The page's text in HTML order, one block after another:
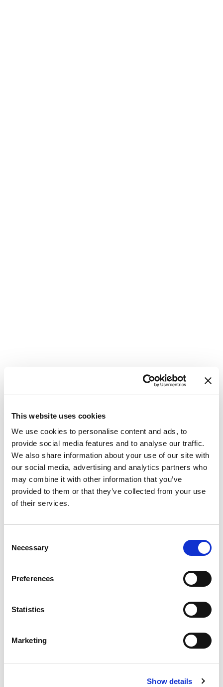
This website uses cookies
We use cookies to personalise content and ads, to
provide social media features and to analyse our traffic.
We also share information about your use of our site with
our social media, advertising and analytics partners who
may combine it with other information that you’ve
provided to them or that they’ve collected from your use
of their services.
Selection
Necessary
Preferences
Statistics
Marketing
Show details
KatamaranBali 4.8 Oksy
Griechenland ,Lavrion
Lavrion Main Port
Bareboat charter
Preisliste
Verfügbarkeit und Details prüfen
Yachtparameter
2024
Kojen
WC/Dusche
Full batten
48.8ft
Yacht Katamaran Oksy in Griechenland, Lavrion